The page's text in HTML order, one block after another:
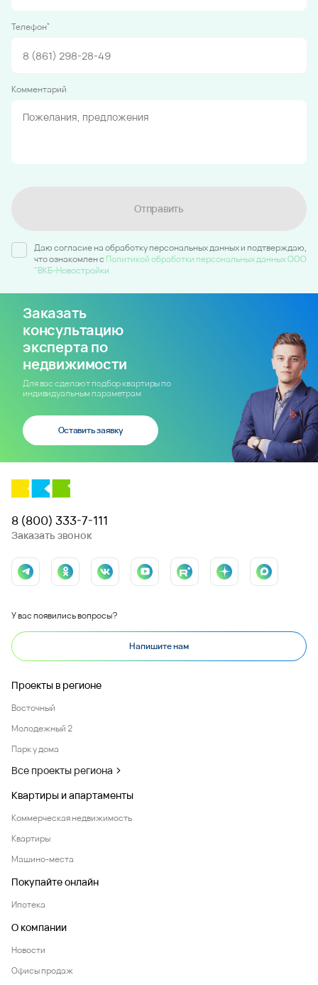
Телефон*
Комментарий
Отправить
Даю согласие на обработку персональных данных и подтверждаю,
что ознакомлен c Политикой обработки персональных данных ООО
"ВКБ-Новостройки
Заказать
консультацию
эксперта по
недвижимости
Для вас сделают подбор квартиры по
индивидуальным параметрам
Оставить заявку
8 (800) 333-7-111
Заказать звонок
У вас появились вопросы?
Напишите нам
Проекты в регионе
Восточный
Молодежный 2
Парк у дома
Все проекты региона
Квартиры и апартаменты
Коммерческая недвижимость
Квартиры
Машино-места
Покупайте онлайн
Ипотека
О компании
Новости
Офисы продаж